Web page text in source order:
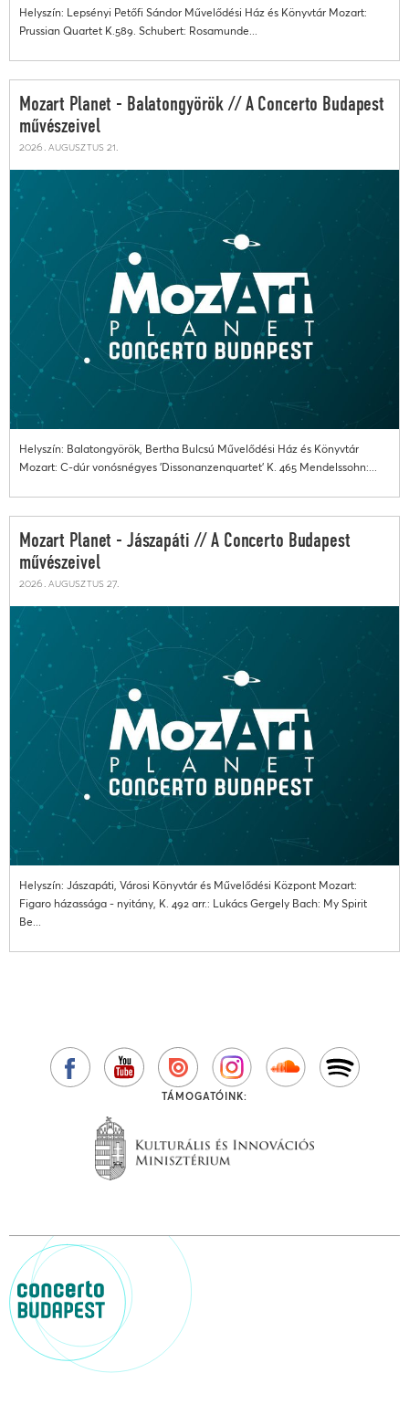
Helyszín: Lepsényi Petőfi Sándor Művelődési Ház és Könyvtár Mozart:
Prussian Quartet K.589. Schubert: Rosamunde...
Mozart Planet - Balatongyörök // A Concerto Budapest
művészeivel
2026. augusztus 21.
Helyszín: Balatongyörök, Bertha Bulcsú Művelődési Ház és Könyvtár
Mozart: C-dúr vonósnégyes 'Dissonanzenquartet' K. 465 Mendelssohn:...
Mozart Planet - Jászapáti // A Concerto Budapest
művészeivel
2026. augusztus 27.
Helyszín: Jászapáti, Városi Könyvtár és Művelődési Központ Mozart:
Figaro házassága - nyitány, K. 492 arr.: Lukács Gergely Bach: My Spirit
Be...
TÁMOGATÓINK: